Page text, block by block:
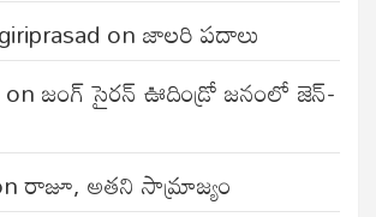
onజాలరి పదాలు
onజంగ్‌ సైరన్‌ ఊదిండ్రో జనంలో జెన్-
రాజూ, అతని సామ్రాజ్యం